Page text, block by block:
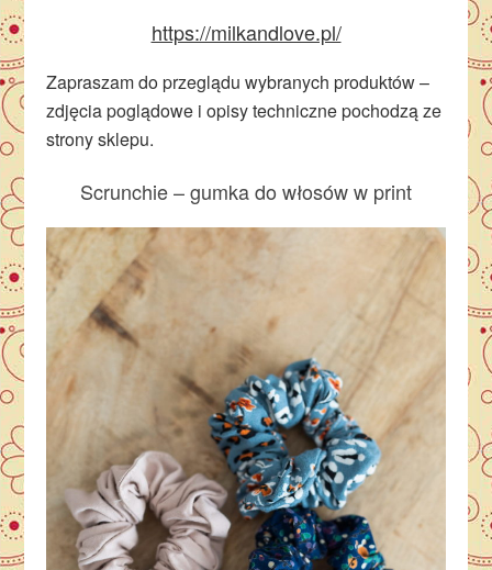
https://milkandlove.pl/
Zapraszam do przeglądu wybranych produktów –
zdjęcia poglądowe i opisy techniczne pochodzą ze
strony sklepu.
Scrunchie – gumka do włosów w print